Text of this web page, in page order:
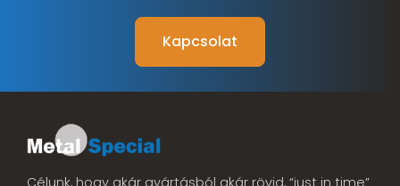
Kapcsolat
Célunk, hogy akár gyártásból akár rövid, “just in time”